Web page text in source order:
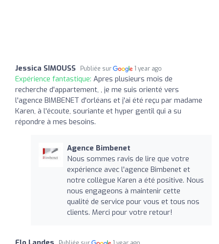
Jessica SIMOUSS Publiée sur 1 year ago
Expérience fantastique: Apres plusieurs mois de
recherche d'appartement, , je me suis orienté vers
l'agence BIMBENET d'orléans et j'ai été reçu par madame
Karen, à l'écoute, souriante et hyper gentil qui a su
répondre à mes besoins.
Agence Bimbenet
Nous sommes ravis de lire que votre
expérience avec l'agence Bimbenet et
notre collègue Karen a été positive. Nous
nous engageons à maintenir cette
qualité de service pour vous et tous nos
clients. Merci pour votre retour!